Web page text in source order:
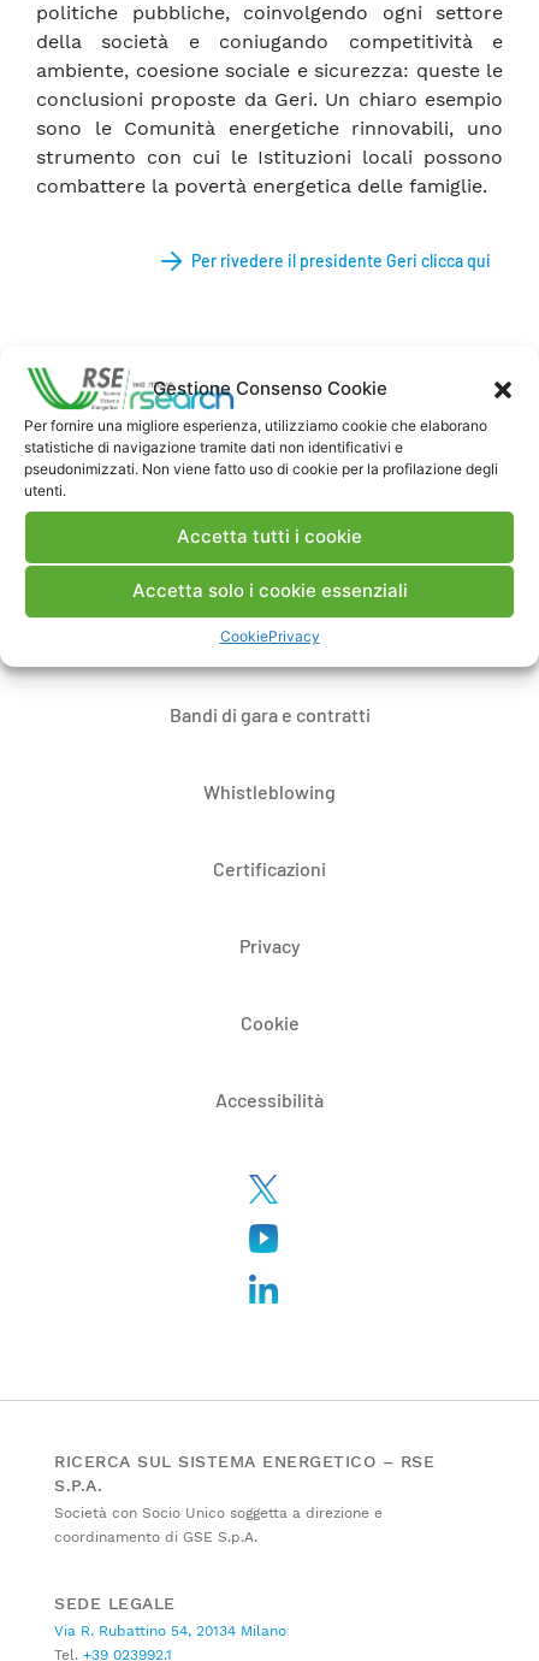
Gestione Consenso Cookie
Per fornire una migliore esperienza, utilizziamo cookie che elaborano
statistiche di navigazione tramite dati non identificativi e
pseudonimizzati. Non viene fatto uso di cookie per la profilazione degli
utenti.
Accetta tutti i cookie
Accetta solo i cookie essenziali
CookiePrivacy
politiche pubbliche, coinvolgendo ogni settore
della società e coniugando competitività e
ambiente, coesione sociale e sicurezza: queste le
conclusioni proposte da Geri. Un chiaro esempio
sono le Comunità energetiche rinnovabili, uno
strumento con cui le Istituzioni locali possono
combattere la povertà energetica delle famiglie.
Per rivedere il presidente Geri clicca qui
Note Legali
Dove siamo
Bandi di gara e contratti
Whistleblowing
Certificazioni
Privacy
Cookie
Accessibilità
RICERCA SUL SISTEMA ENERGETICO – RSE
S.P.A.
Società con Socio Unico soggetta a direzione e
coordinamento di GSE S.p.A.
SEDE LEGALE
Via R. Rubattino 54, 20134 Milano
Tel. +39 023992.1